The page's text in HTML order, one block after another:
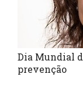
Dia Mundial
prevenção